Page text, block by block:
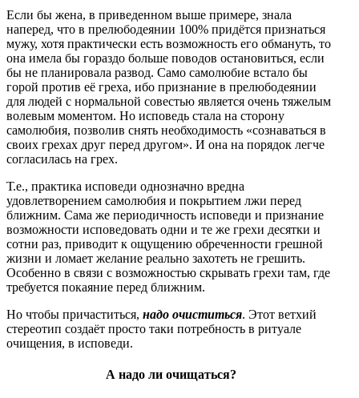
Если бы жена, в приведенном выше примере, знала
наперед, что в прелюбодеянии 100% придётся признаться
мужу, хотя практически есть возможность его обмануть, то
она имела бы гораздо больше поводов остановиться, если
бы не планировала развод. Само самолюбие встало бы
горой против её греха, ибо признание в прелюбодеянии
для людей с нормальной совестью является очень тяжелым
волевым моментом. Но исповедь стала на сторону
самолюбия, позволив снять необходимость «сознаваться в
своих грехах друг перед другом». И она на порядок легче
согласилась на грех.
Т.е., практика исповеди однозначно вредна
удовлетворением самолюбия и покрытием лжи перед
ближним. Сама же периодичность исповеди и признание
возможности исповедовать одни и те же грехи десятки и
сотни раз, приводит к ощущению обреченности грешной
жизни и ломает желание реально захотеть не грешить.
Особенно в связи с возможностью скрывать грехи там, где
требуется покаяние перед ближним.
Но чтобы причаститься, надо очиститься. Этот ветхий
стереотип создаёт просто таки потребность в ритуале
очищения, в исповеди.
А надо ли очищаться?